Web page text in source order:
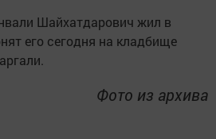
Шайхатдарович жил в
его сегодня на кладбище
Фото из архива